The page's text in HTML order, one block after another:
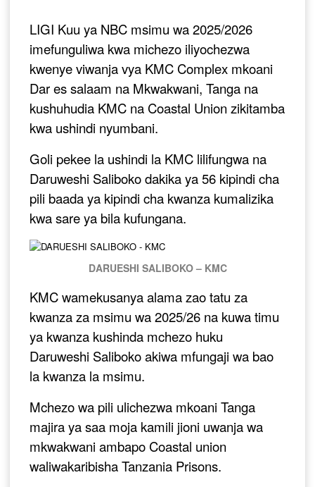
LIGI Kuu ya NBC msimu wa 2025/2026
imefunguliwa kwa michezo iliyochezwa
kwenye viwanja vya KMC Complex mkoani
Dar es salaam na Mkwakwani, Tanga na
kushuhudia KMC na Coastal Union zikitamba
kwa ushindi nyumbani.
Goli pekee la ushindi la KMC lilifungwa na
Daruweshi Saliboko dakika ya 56 kipindi cha
pili baada ya kipindi cha kwanza kumalizika
kwa sare ya bila kufungana.
DARUESHI SALIBOKO – KMC
KMC wamekusanya alama zao tatu za
kwanza za msimu wa 2025/26 na kuwa timu
ya kwanza kushinda mchezo huku
Daruweshi Saliboko akiwa mfungaji wa bao
la kwanza la msimu.
Mchezo wa pili ulichezwa mkoani Tanga
majira ya saa moja kamili jioni uwanja wa
mkwakwani ambapo Coastal union
waliwakaribisha Tanzania Prisons.